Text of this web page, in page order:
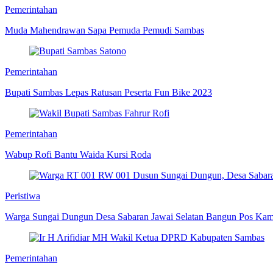
Pemerintahan
Muda Mahendrawan Sapa Pemuda Pemudi Sambas
Pemerintahan
Bupati Sambas Lepas Ratusan Peserta Fun Bike 2023
Pemerintahan
Wabup Rofi Bantu Waida Kursi Roda
Peristiwa
Warga Sungai Dungun Desa Sabaran Jawai Selatan Bangun Pos
Pemerintahan